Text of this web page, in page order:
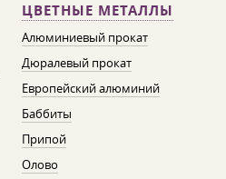
ЦВЕТНЫЕ МЕТАЛЛЫ
Алюминиевый прокат
Дюралевый прокат
Европейский алюминий
Баббиты
Припой
Олово